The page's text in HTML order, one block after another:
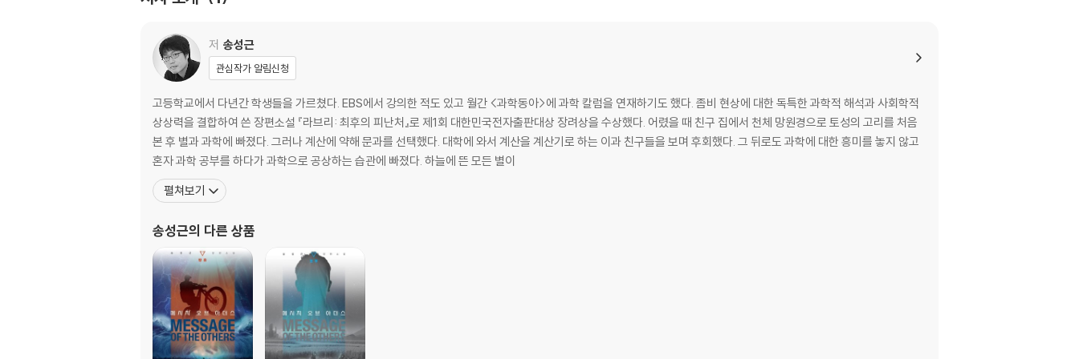
32화 프라그마 Pragma 2
34화 프라그마 Pragma 4
35화 프라그마 Pragma 5
36화 사탄 Satan 1
37화 사탄 Satan 2
38화 사탄 Satan 3
39화 사탄 Satan 4
40화 사탄 Satan 5
작가의 말
저 송성근
관심작가 알림신청
고등학교에서 다년간 학생들을 가르쳤다. EBS에서 강의한 적도 있고 월간 <과학동아>에 과학 칼럼을 연재하기도 했다. 좀비 현상에 대한 독특한 과학적 해석과 사회학적
상상력을 결합하여 쓴 장편소설 『라브리: 최후의 피난처』로 제1회 대한민국전자출판대상 장려상을 수상했다. 어렸을 때 친구 집에서 천체 망원경으로 토성의 고리를 처음
본 후 별과 과학에 빠졌다. 그러나 계산에 약해 문과를 선택했다. 대학에 와서 계산을 계산기로 하는 이과 친구들을 보며 후회했다. 그 뒤로도 과학에 대한 흥미를 놓지 않고
혼자 과학 공부를 하다가 과학으로 공상하는 습관에 빠졌다. 하늘에 뜬 모든 별이
펼쳐보기
송성근의 다른 상품